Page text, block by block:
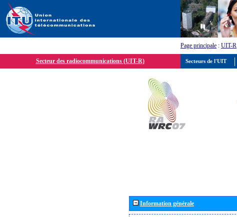
Page principale : UIT-R
Secteur des radiocommunications (UIT-R)
Information générale
Secteurs de l'UIT